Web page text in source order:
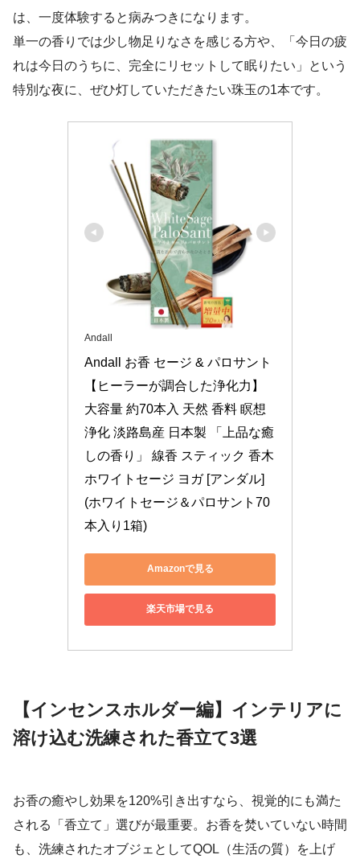
は、一度体験すると病みつきになります。
単一の香りでは少し物足りなさを感じる方や、「今日の疲
れは今日のうちに、完全にリセットして眠りたい」という
特別な夜に、ぜひ灯していただきたい珠玉の1本です。
Andall
Andall お香 セージ & パロサント
【ヒーラーが調合した浄化力】
大容量 約70本入 天然 香料 瞑想
浄化 淡路島産 日本製 「上品な癒
しの香り」 線香 スティック 香木
ホワイトセージ ヨガ [アンダル]
(ホワイトセージ＆パロサント70
本入り1箱)
Amazonで見る
楽天市場で見る
【インセンスホルダー編】インテリアに
溶け込む洗練された香立て3選
お香の癒やし効果を120%引き出すなら、視覚的にも満た
される「香立て」選びが最重要。お香を焚いていない時間
も、洗練されたオブジェとしてQOL（生活の質）を上げ